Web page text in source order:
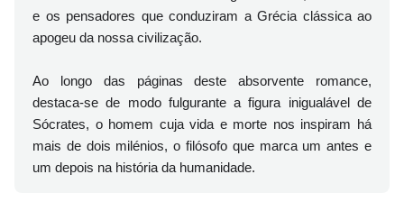
e os pensadores que conduziram a Grécia clássica ao
apogeu da nossa civilização.
Ao longo das páginas deste absorvente romance,
destaca-se de modo fulgurante a figura inigualável de
Sócrates, o homem cuja vida e morte nos inspiram há
mais de dois milénios, o filósofo que marca um antes e
um depois na história da humanidade.